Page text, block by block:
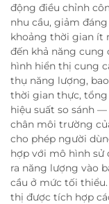
động điều chỉnh
nhu cầu, giảm
khoảng thời gian ít
đến khả năng cung
hình hiển thị cung
thụ năng lượng,
thời gian thực,
hiệu suất so sánh
chân môi trường
cho phép người
hợp với mô hình sử
ra năng lượng vào
cầu ở mức tối
thị được tích hợp